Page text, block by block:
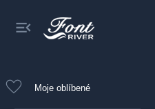
Moje oblíbené